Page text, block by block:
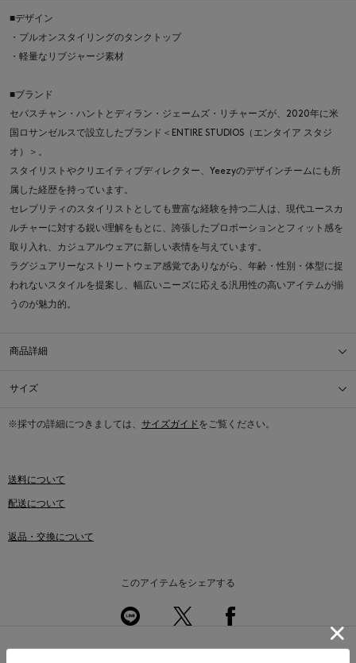
■デザイン
・プルオンスタイリングのタンクトップ
・軽量なリブジャージ素材
■ブランド
セバスチャン・ハントとディラン・ジェームズ・リチャーズが、2020年に米
国ロサンゼルスで設立したブランド＜ENTIRE STUDIOS（エンタイア スタジ
オ）＞。
スタイリストやクリエイティブディレクター、Yeezyのデザインチームにも所
属した経歴を持っています。
セレブリティのスタイリストとしても豊富な経験を持つ二人は、現代ユースカ
ルチャーに対する鋭い理解をもとに、誇張したプロポーションとフィット感を
取り入れ、カジュアルウェアに新しい表情を与えています。
ラグジュアリーなストリートウェア感覚でありながら、年齢・性別・体型に捉
われないスタイルを提案し、幅広いニーズに応える汎用性の高いアイテムが揃
うのが魅力的。
商品詳細
サイズ
※採寸の詳細につきましては、 サイズガイドをご覧ください。
送料について
配送について
返品・交換について
このアイテムをシェアする